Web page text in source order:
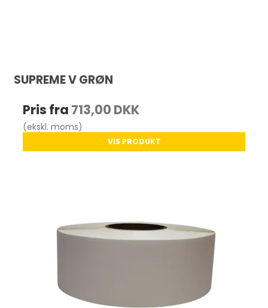
SUPREME V GRØN
Pris fra 713,00 DKK
(ekskl. moms)
VIS PRODUKT